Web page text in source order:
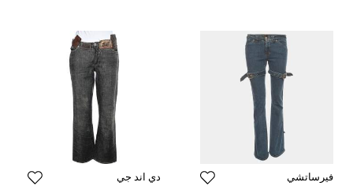
فيرساتشي دي آند جي